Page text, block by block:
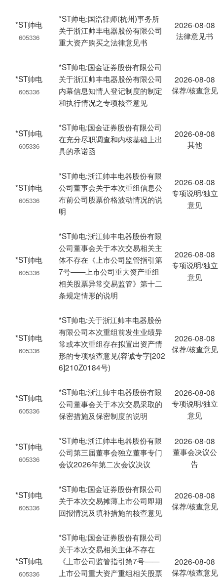
*ST帅电
605336
*ST帅电:国浩律师(杭州)事务所
关于浙江帅丰电器股份有限公司
重大资产购买之法律意见书
2026-08-08
法律意见书
*ST帅电
605336
*ST帅电:国金证券股份有限公司
关于浙江帅丰电器股份有限公司
内幕信息知情人登记制度的制定
和执行情况之专项核查意见
2026-08-08
保荐/核查意见
*ST帅电
605336
*ST帅电:国金证券股份有限公司
在充分尽职调查和内核基础上出
具的承诺函
2026-08-08
其他
*ST帅电
605336
*ST帅电:浙江帅丰电器股份有限
公司董事会关于本次重组信息公
布前公司股票价格波动情况的说
明
2026-08-08
专项说明/独立
意见
*ST帅电
605336
*ST帅电:浙江帅丰电器股份有限
公司董事会关于本次交易相关主
体不存在《上市公司监管指引第
7号——上市公司重大资产重组
相关股票异常交易监管》第十二
条规定情形的说明
2026-08-08
专项说明/独立
意见
*ST帅电
605336
*ST帅电:关于浙江帅丰电器股份
有限公司本次重组前发生业绩异
常或本次重组存在拟置出资产情
形的专项核查意见(容诚专字[202
6]210Z0184号)
2026-08-08
保荐/核查意见
*ST帅电
605336
*ST帅电:浙江帅丰电器股份有限
公司董事会关于本次交易采取的
保密措施及保密制度的说明
2026-08-08
专项说明/独立
意见
*ST帅电
605336
*ST帅电:浙江帅丰电器股份有限
公司第三届董事会独立董事专门
会议2026年第二次会议决议
2026-08-08
董事会决议公
告
*ST帅电
605336
*ST帅电:国金证券股份有限公司
关于本次交易摊薄上市公司即期
回报情况及填补措施的核查意见
2026-08-08
保荐/核查意见
*ST帅电
605336
*ST帅电:国金证券股份有限公司
关于本次交易相关主体不存在
《上市公司监管指引第7号——
上市公司重大资产重组相关股票
2026-08-08
保荐/核查意见